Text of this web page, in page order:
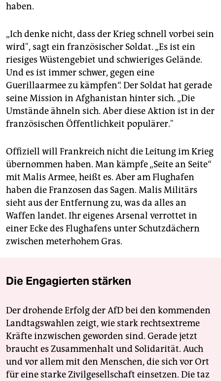
haben.
„Ich denke nicht, dass der Krieg schnell vorbei sein
wird", sagt ein französischer Soldat. „Es ist ein
riesiges Wüstengebiet und schwieriges Gelände.
Und es ist immer schwer, gegen eine
Guerillaarmee zu kämpfen“. Der Soldat hat gerade
seine Mission in Afghanistan hinter sich. „Die
Umstände ähneln sich. Aber diese Aktion ist in der
französischen Öffentlichkeit populärer."
Offiziell will Frankreich nicht die Leitung im Krieg
übernommen haben. Man kämpfe „Seite an Seite“
mit Malis Armee, heißt es. Aber am Flughafen
haben die Franzosen das Sagen. Malis Militärs
sieht aus der Entfernung zu, was da alles an
Waffen landet. Ihr eigenes Arsenal verrottet in
einer Ecke des Flughafens unter Schutzdächern
zwischen meterhohem Gras.
Die Engagierten stärken
Der drohende Erfolg der AfD bei den kommenden
Landtagswahlen zeigt, wie stark rechtsextreme
Kräfte inzwischen geworden sind. Gerade jetzt
braucht es Zusammenhalt und Solidarität. Auch
und vor allem mit den Menschen, die sich vor Ort
für eine starke Zivilgesellschaft einsetzen. Die taz